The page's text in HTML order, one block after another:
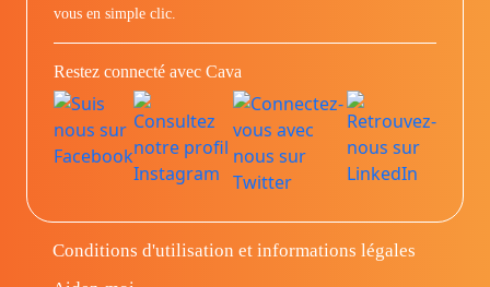
vous en simple clic.
Restez connecté avec Cava
Conditions d'utilisation et informations légales